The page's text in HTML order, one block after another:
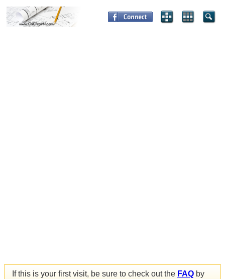
If this is your first visit, be sure to check out the FAQ by